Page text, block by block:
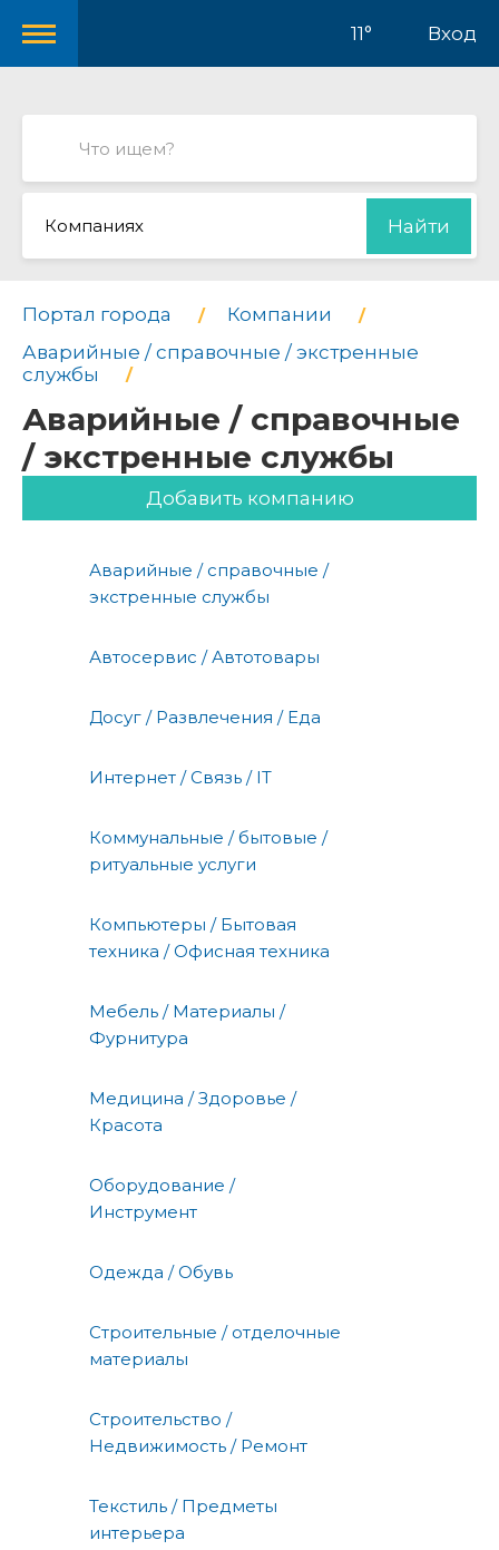
11° Вход
Компаниях Найти
Портал города
Компании
Аварийные / справочные / экстренные
службы
Аварийные / справочные
/ экстренные службы
Добавить компанию
Аварийные / справочные /
экстренные службы
Автосервис / Автотовары
Досуг / Развлечения / Еда
Интернет / Связь / IT
Коммунальные / бытовые /
ритуальные услуги
Компьютеры / Бытовая
техника / Офисная техника
Мебель / Материалы /
Фурнитура
Медицина / Здоровье /
Красота
Оборудование /
Инструмент
Одежда / Обувь
Строительные / отделочные
материалы
Строительство /
Недвижимость / Ремонт
Текстиль / Предметы
интерьера